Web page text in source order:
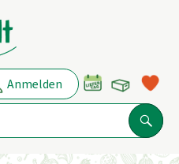
Anmelden
oder